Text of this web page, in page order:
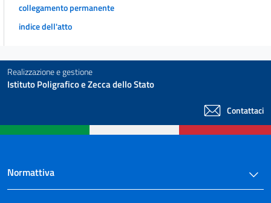
collegamento permanente
indice dell'atto
Realizzazione e gestione
Istituto Poligrafico e Zecca dello Stato
Contattaci
Normattiva